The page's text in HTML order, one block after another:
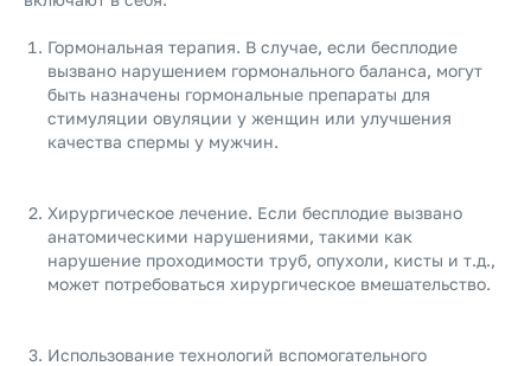
Гормональная терапия. В случае, если бесплодие
вызвано нарушением гормонального баланса, могут
быть назначены гормональные препараты для
стимуляции овуляции у женщин или улучшения
качества спермы у мужчин.
Хирургическое лечение. Если бесплодие вызвано
анатомическими нарушениями, такими как
нарушение проходимости труб, опухоли, кисты и т.д.,
может потребоваться хирургическое вмешательство.
Использование технологий вспомогательного